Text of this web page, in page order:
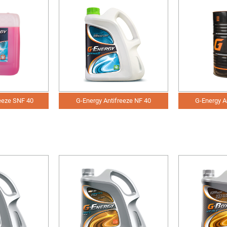
SNF 40 G-Energy Antifreeze NF 40 G-Energy